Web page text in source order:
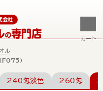
会社
の専門店 カート
ル
F075）
240匁淡色 260匁